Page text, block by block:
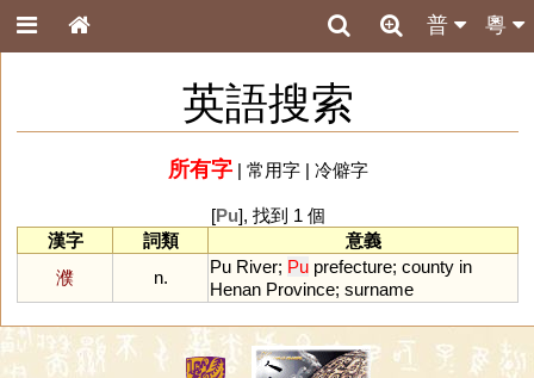
粵
普
英語搜索
所有字| 常用字| 冷僻字
[Pu], 找到 1 個
漢字
詞類
意義
濮
n.
Pu River; Pu prefecture; county in
Henan Province; surname